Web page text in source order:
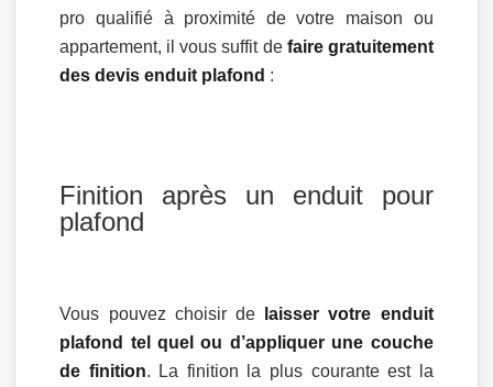
pro qualifié à proximité de votre maison ou
appartement, il vous suffit de faire gratuitement
des devis enduit plafond :
Finition après un enduit pour
plafond
Vous pouvez choisir de
laisser votre enduit
plafond tel quel ou d’appliquer une couche
de finition. La finition la plus courante est la